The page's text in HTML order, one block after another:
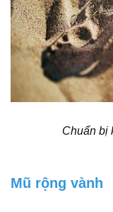
Chuẩn bị
Mũ rộng vành